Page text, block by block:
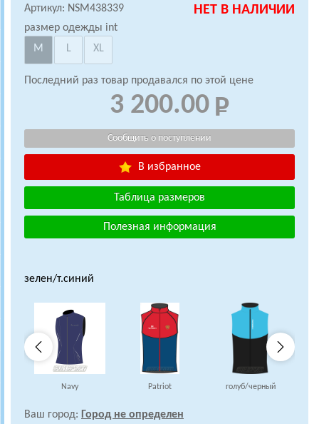
Артикул: NSM438339 НЕТ В НАЛИЧИИ
размер одежды int
M
L XL
Последний раз товар продавался по этой цене
3 200.00
В избранное
Таблица размеров
Полезная информация
зелен/т.синий
Navy Patriot голуб/черный
Ваш город: Город не определен